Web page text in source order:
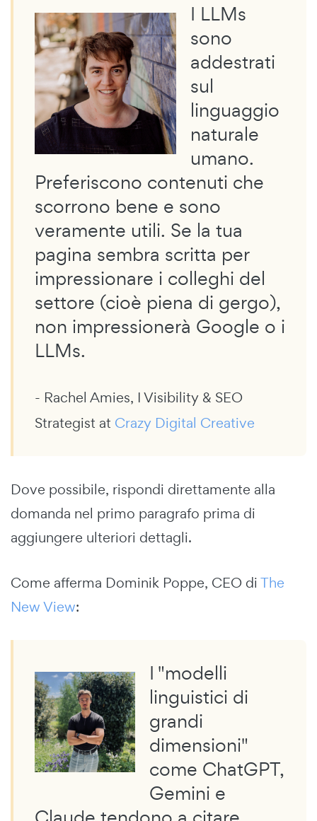
I LLMs
sono
addestrati
sul
linguaggio
naturale
umano.
Preferiscono contenuti che
scorrono bene e sono
veramente utili. Se la tua
pagina sembra scritta per
impressionare i colleghi del
settore (cioè piena di gergo),
non impressionerà Google o i
LLMs.
- Rachel Amies, I Visibility & SEO
Strategist at Crazy Digital Creative
Dove possibile, rispondi direttamente alla
domanda nel primo paragrafo prima di
aggiungere ulteriori dettagli.
Come afferma Dominik Poppe, CEO diThe
New View:
I "modelli
linguistici di
grandi
dimensioni"
come ChatGPT,
Gemini e